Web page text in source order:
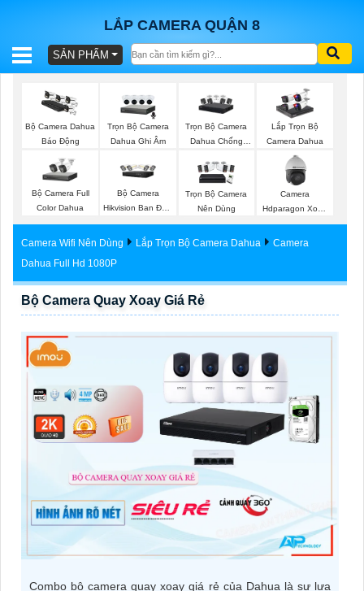
LẮP CAMERA QUẬN 8
BÁO
SẢN
TƯ
LẮP
ĐẶT
PHỤ
CAMERA
TƯ
SẢN PHẨM
Bộ Camera Dahua
Báo Động
Trọn Bộ Camera
Dahua Ghi Âm
Trọn Bộ Camera
Dahua Chống
Lắp Trọn Bộ
Camera Dahua
Bộ Camera Full
Color Dahua
Bộ Camera
Hikvision Ban Đêm
Có Màu
Trọn Bộ Camera
Nên Dùng
Camera
Hdparagon Xoay
360 Độ
Camera Wifi Nên Dùng Lắp Trọn Bộ Camera Dahua
Camera
Dahua Full Hd 1080P
Bộ Camera Quay Xoay Giá Rẻ
Combo bộ camera quay xoay giá rẻ của Dahua là sự lựa